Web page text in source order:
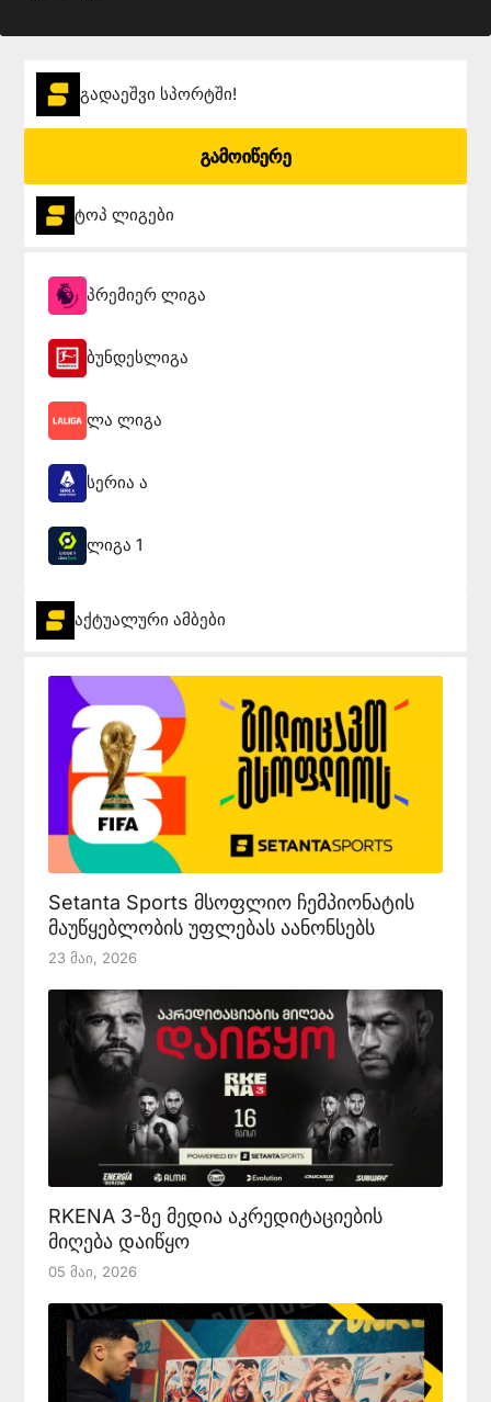
გადაეშვი სპორტში!
გამოიწერე
ტოპ ლიგები
პრემიერ ლიგა
ბუნდესლიგა
ლა ლიგა
სერია ა
ლიგა 1
აქტუალური ამბები
Setanta Sports მსოფლიო ჩემპიონატის
მაუწყებლობის უფლებას აანონსებს
23 Მაი, 2026
RKENA 3-ზე მედია აკრედიტაციების
მიღება დაიწყო
05 Მაი, 2026